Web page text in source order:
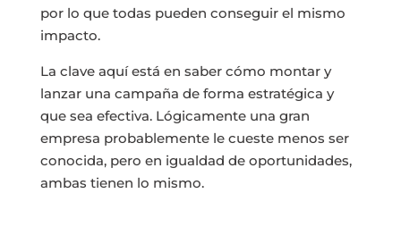
por lo que todas pueden conseguir el mismo
impacto.
La clave aquí está en saber cómo montar y
lanzar una campaña de forma estratégica y
que sea efectiva. Lógicamente una gran
empresa probablemente le cueste menos ser
conocida, pero en igualdad de oportunidades,
ambas tienen lo mismo.